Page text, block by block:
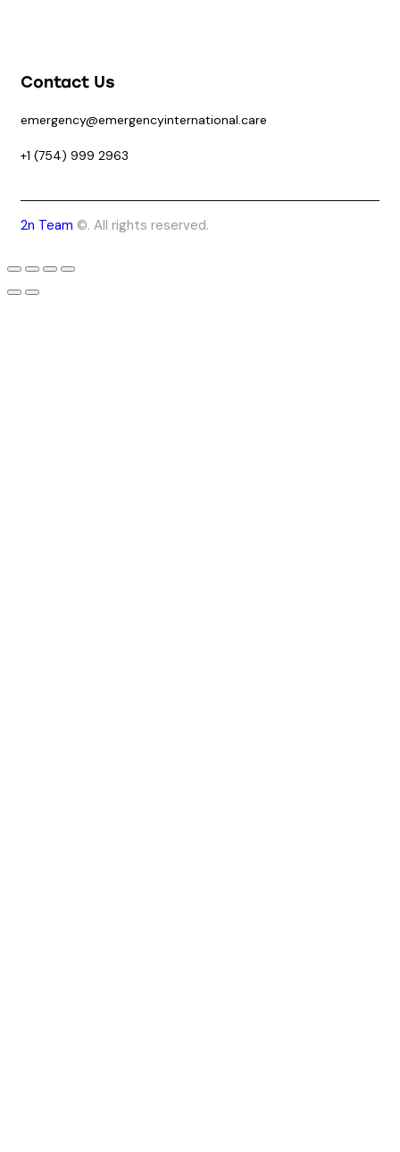
Contact Us
emergency@emergencyinternational.care
+1 (754) 999 2963
2n Team ©. All rights reserved.